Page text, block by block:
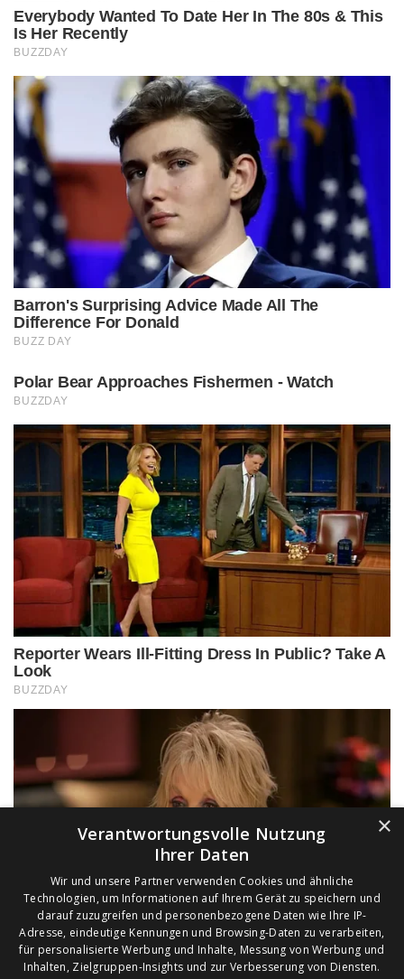
×
Verantwortungsvolle Nutzung
Ihrer Daten
Wir und unsere Partner verwenden Cookies und ähnliche
Technologien, um Informationen auf Ihrem Gerät zu speichern und
darauf zuzugreifen und personenbezogene Daten wie Ihre IP-
Adresse, eindeutige Kennungen und Browsing-Daten zu verarbeiten,
für personalisierte Werbung und Inhalte, Messung von Werbung und
Inhalten, Zielgruppen-Insights und zur Verbesserung von Diensten.